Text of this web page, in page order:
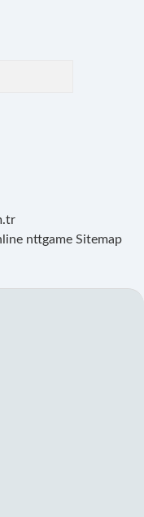
nttgame Sitemap